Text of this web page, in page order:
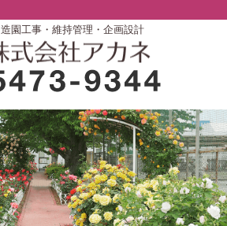
造園工事・維持管理・企画設計